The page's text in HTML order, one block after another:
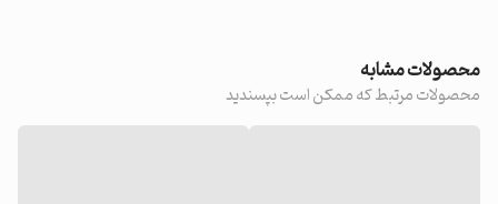
محصولات مشابه
محصولات مرتبط که ممکن است بپسندید